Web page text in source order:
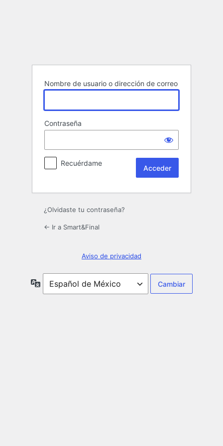
Nombre de usuario o dirección de correo
Contraseña
Recuérdame
¿Olvidaste tu contraseña?
← Ir a Smart&Final
Aviso de privacidad
Idioma